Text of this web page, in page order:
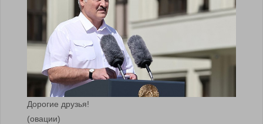
Дорогие друзья!
(овации)